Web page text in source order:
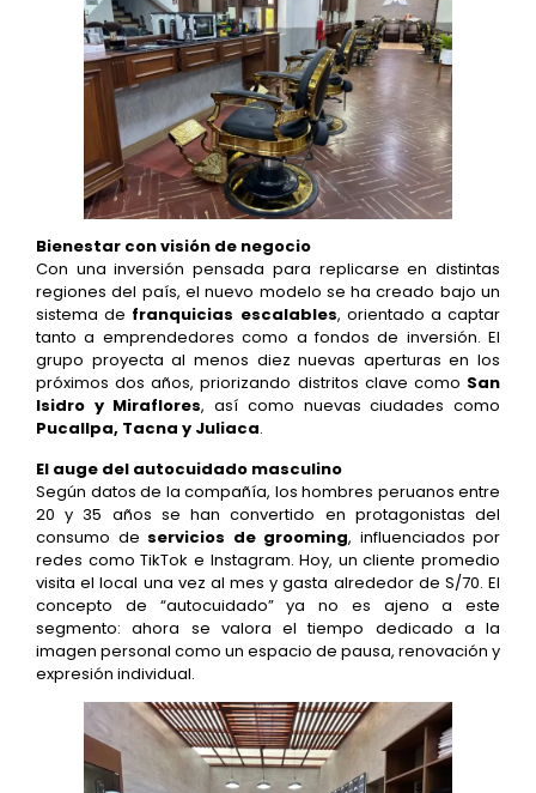
Bienestar con visión de negocio
Con una inversión pensada para replicarse en distintas
regiones del país, el nuevo modelo se ha creado bajo un
sistema de franquicias escalables, orientado a captar
tanto a emprendedores como a fondos de inversión. El
grupo proyecta al menos diez nuevas aperturas en los
próximos dos años, priorizando distritos clave como San
Isidro y Miraflores, así como nuevas ciudades como
Pucallpa, Tacna y Juliaca.
El auge del autocuidado masculino
Según datos de la compañía, los hombres peruanos entre
20 y 35 años se han convertido en protagonistas del
consumo de servicios de grooming, influenciados por
redes como TikTok e Instagram. Hoy, un cliente promedio
visita el local una vez al mes y gasta alrededor de S/70. El
concepto de “autocuidado” ya no es ajeno a este
segmento: ahora se valora el tiempo dedicado a la
imagen personal como un espacio de pausa, renovación y
expresión individual.